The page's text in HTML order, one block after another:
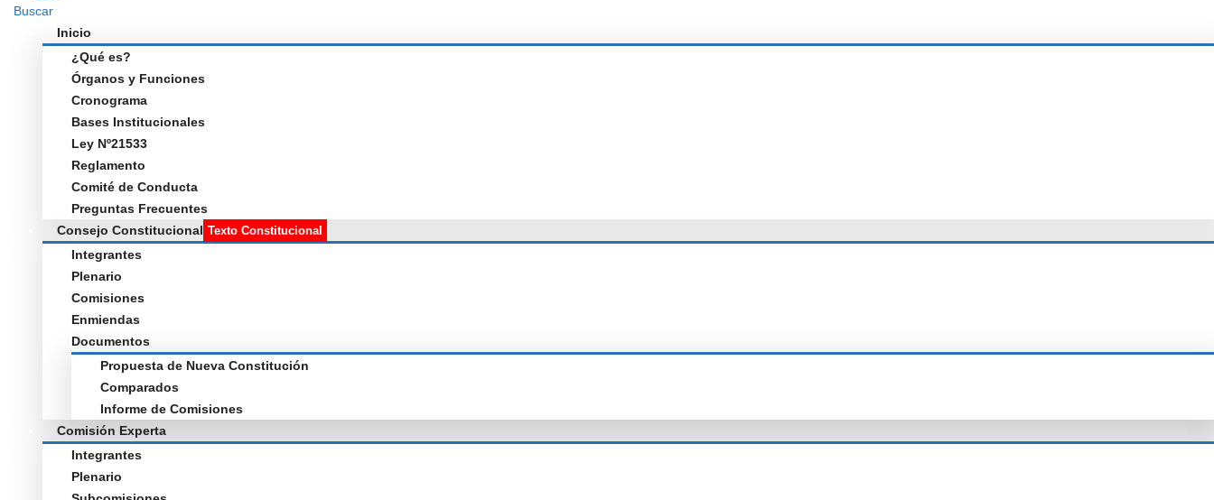
Buscar
Inicio
¿Qué es?
Órganos y Funciones
Cronograma
Bases Institucionales
Ley Nº21533
Reglamento
Comité de Conducta
Preguntas Frecuentes
Consejo Constitucional Texto Constitucional
Integrantes
Plenario
Comisiones
Enmiendas
Documentos
Propuesta de Nueva Constitución
Comparados
Informe de Comisiones
Comisión Experta
Integrantes
Plenario